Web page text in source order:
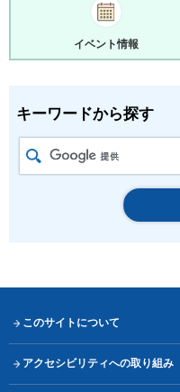
イベント情報
キーワードから探す
このサイトについて
アクセシビリティへの取り組み